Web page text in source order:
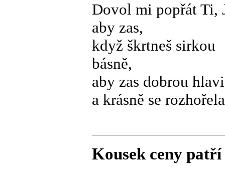
Dovol mi popřát Ti,
aby zas,
když škrtneš sirkou
básně,
aby zas dobrou
a krásně se
Kousek ceny